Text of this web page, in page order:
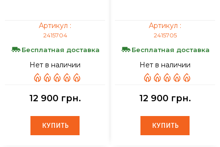
Артикул :
2415704
Бесплатная доставка
Нет в наличии
12 900 грн.
КУПИТЬ
КУПИТЬ
Артикул :
2415705
Бесплатная доставка
Нет в наличии
12 900 грн.
КУПИТЬ
КУПИТЬ